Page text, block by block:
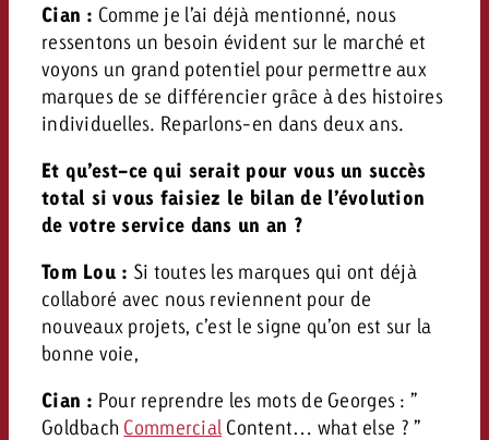
Cian : Comme je l’ai déjà mentionné, nous
ressentons un besoin évident sur le marché et
voyons un grand potentiel pour permettre aux
marques de se différencier grâce à des histoires
individuelles. Reparlons-en dans deux ans.
Et qu’est-ce qui serait pour vous un succès
total si vous faisiez le bilan de l’évolution
de votre service dans un an ?
Tom Lou : Si toutes les marques qui ont déjà
collaboré avec nous reviennent pour de
nouveaux projets, c’est le signe qu’on est sur la
bonne voie,
Cian : Pour reprendre les mots de Georges : ”
Goldbach Commercial Content… what else ? ”